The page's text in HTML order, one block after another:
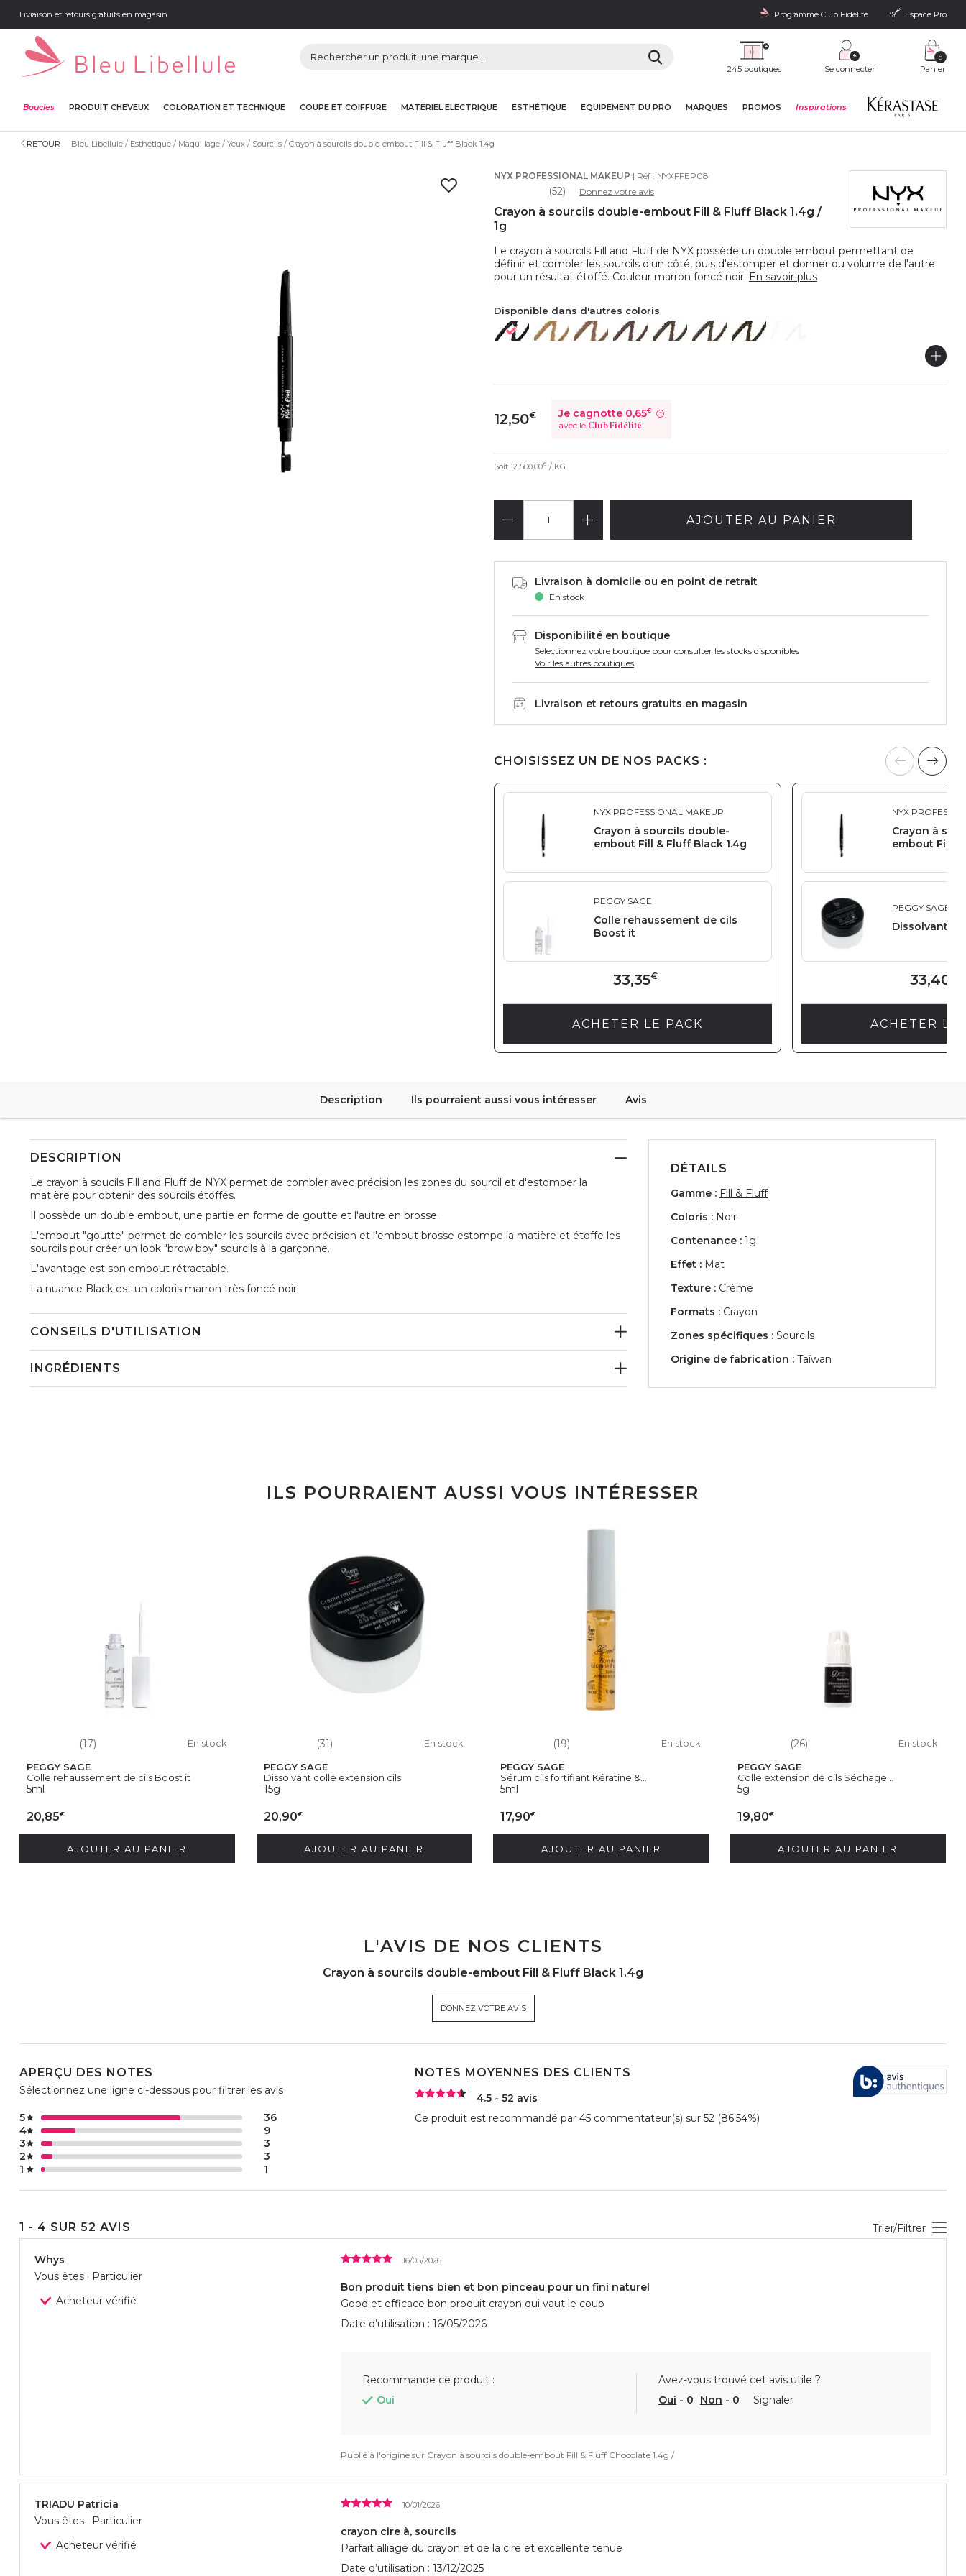
Livraison et retours gratuits en magasin Programme Club Fidélité Espace Pro
245 boutiques Se connecter Panier
0
Boucles PRODUIT CHEVEUX COLORATION ET TECHNIQUE COUPE ET COIFFURE MATÉRIEL ELECTRIQUE ESTHÉTIQUE EQUIPEMENT DU PRO MARQUES PROMOS Inspirations
RETOUR Bleu Libellule Esthétique Maquillage Yeux Sourcils Crayon à sourcils double-embout Fill & Fluff Black 1.4g
NYX PROFESSIONAL MAKEUP | Réf : NYXFFEP08
(52) Donnez votre avis
Crayon à sourcils double-embout Fill & Fluff Black 1.4g /
1g
Le crayon à sourcils Fill and Fluff de NYX possède un double embout permettant de
définir et combler les sourcils d'un côté, puis d'estomper et donner du volume de l'autre
pour un résultat étoffé. Couleur marron foncé noir. En savoir plus
Disponible dans d'autres coloris
12,50€ Je cagnotte 0,65€
avec le Club Fidélité
?
Soit 12 500,00€ / KG
AJOUTER AU PANIER
Livraison à domicile ou en point de retrait
En stock
Disponibilité en boutique
Selectionnez votre boutique pour consulter les stocks disponibles
Voir les autres boutiques
Livraison et retours gratuits en magasin
CHOISISSEZ UN DE NOS PACKS :
NYX PROFESSIONAL MAKEUP
Crayon à sourcils double-
embout Fill & Fluff Black 1.4g
PEGGY SAGE
Colle rehaussement de cils
Boost it
33,35€
ACHETER LE PACK
NYX
Crayon à
embout Fill &
PEGGY SAGE
Dissolvant
33,40
ACHETER LE
Description Ils pourraient aussi vous intéresser Avis
DESCRIPTION
Le crayon à soucils Fill and Fluffde NYX permet de combler avec précision les zones du sourcil et d'estomper la
matière pour obtenir des sourcils étoffés.
Il possède un double embout, une partie en forme de goutte et l'autre en brosse.
L'embout "goutte" permet de combler les sourcils avec précision et l'embout brosse estompe la matière et étoffe les
sourcils pour créer un look "brow boy" sourcils à la garçonne.
L'avantage est son embout rétractable.
La nuance Black est un coloris marron très foncé noir.
CONSEILS D'UTILISATION
INGRÉDIENTS
DÉTAILS
Gamme : Fill & Fluff
Coloris : Noir
Contenance : 1g
Effet : Mat
Texture : Crème
Formats : Crayon
Zones spécifiques : Sourcils
Origine de fabrication : Taïwan
ILS POURRAIENT AUSSI VOUS INTÉRESSER
(17) En stock
PEGGY SAGE
Colle rehaussement de cils Boost it
5ml
20,85€
AJOUTER AU PANIER
(31) En stock
PEGGY SAGE
Dissolvant colle extension cils
15g
20,90€
AJOUTER AU PANIER
(19) En stock
PEGGY SAGE
Sérum cils fortifiant Kératine &...
5ml
17,90€
AJOUTER AU PANIER
(26) En stock
PEGGY SAGE
Colle extension de cils Séchage...
5g
19,80€
AJOUTER AU PANIER
L'AVIS DE NOS CLIENTS
Crayon à sourcils double-embout Fill & Fluff Black 1.4g
DONNEZ VOTRE AVIS
APERÇU DES NOTES
Sélectionnez une ligne ci-dessous pour filtrer les avis
1 1
2 3
3 3
4 9
5 36
NOTES MOYENNES DES CLIENTS
4.5 - 52 avis
Ce produit est recommandé par 45 commentateur(s) sur 52 (86.54%)
1 - 4 SUR 52 AVIS Trier/Filtrer
Whys
Vous êtes : Particulier
Acheteur vérifié
16/05/2026
Bon produit tiens bien et bon pinceau pour un fini naturel
Good et efficace bon produit crayon qui vaut le coup
Date d’utilisation : 16/05/2026
Recommande ce produit :
Oui
Avez-vous trouvé cet avis utile ?
Oui - 0 Non - 0 Signaler
Publié à l'origine sur Crayon à sourcils double-embout Fill & Fluff Chocolate 1.4g /
TRIADU Patricia
Vous êtes : Particulier
Acheteur vérifié
10/01/2026
crayon cire à, sourcils
Parfait alliage du crayon et de la cire et excellente tenue
Date d’utilisation : 13/12/2025